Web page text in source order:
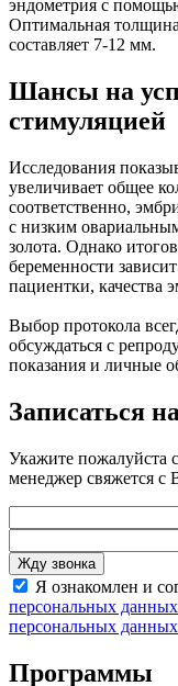
эндометрия с
Оптимальная
составляет 7-12 мм.
Шансы на
стимуляцией
Исследования
увеличивает общее
соответственно,
с низким
золота. Однако
беременности
пациентки, качества
Выбор протокола
обсуждаться с
показания и личные
Записаться
Укажите пожалуйста
менеджер свяжется с
Я ознакомлен и
персональных
персональных
Программы